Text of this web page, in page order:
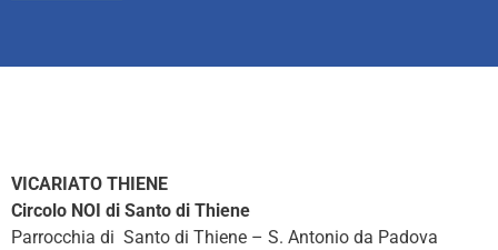
VICARIATO THIENE
Circolo NOI di Santo di Thiene
Parrocchia di Santo di Thiene – S. Antonio da Padova